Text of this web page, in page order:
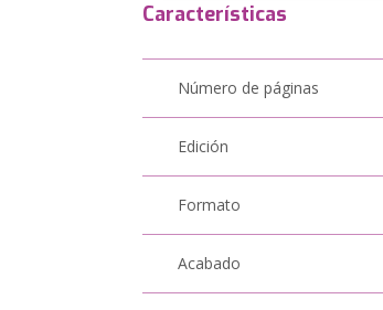
Características
Número de páginas
Edición
Formato
Acabado